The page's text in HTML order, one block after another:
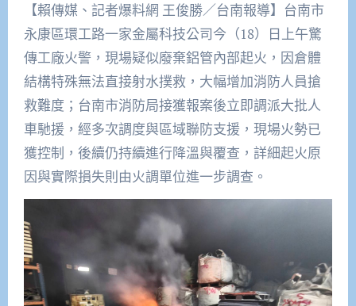
【賴傳媒、記者爆料網 王俊勝／台南報導】台南市
永康區環工路一家金屬科技公司今（18）日上午驚
傳工廠火警，現場疑似廢棄鋁管內部起火，因倉體
結構特殊無法直接射水撲救，大幅增加消防人員搶
救難度；台南市消防局接獲報案後立即調派大批人
車馳援，經多次調度與區域聯防支援，現場火勢已
獲控制，後續仍持續進行降溫與覆查，詳細起火原
因與實際損失則由火調單位進一步調查。